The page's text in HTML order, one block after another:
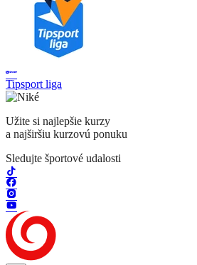
Tipsport liga
Užite si najlepšie kurzy
a najširšiu kurzovú ponuku
Sledujte športové udalosti